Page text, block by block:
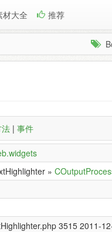
材大全 推荐
| 事件
»
3515 2011-